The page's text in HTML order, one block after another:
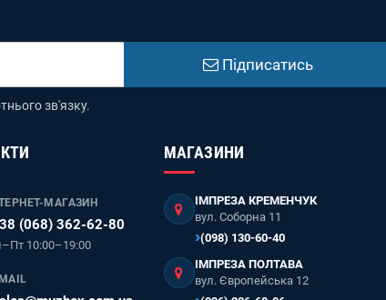
Підписатись
зв'язку.
МАГАЗИН
(068) 362-62-80
10:00–19:00
МАГАЗИНИ
ІМПРЕЗА КРЕМЕНЧУК
вул. Соборна 11
(098) 130-60-40
ІМПРЕЗА ПОЛТАВА
вул. Європейська 12